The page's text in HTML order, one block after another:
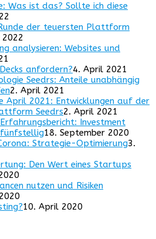
Was ist das? Sollte ich diese
der teuersten Plattform
2022
analysieren: Websites und
anfordern?4. April 2021
Seedrs: Anteile unabhängig
2. April 2021
April 2021: Entwicklungen auf der
Seedrs2. April 2021
Investment
18. September 2020
Strategie-Optimierung3.
Den Wert eines Startups
nutzen und Risiken
10. April 2020